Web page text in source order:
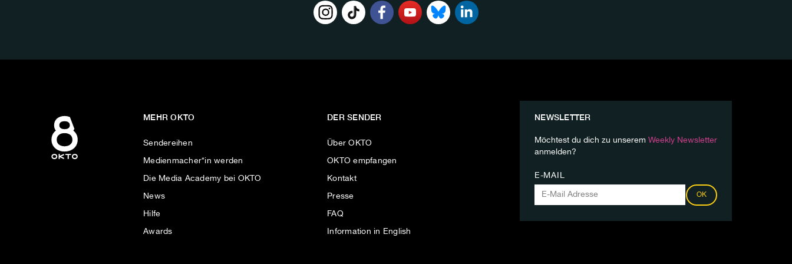
MEHR OKTO
Sendereihen
Medienmacher*in werden
Die Media Academy bei OKTO
News
Hilfe
Awards
DER SENDER
Über OKTO
OKTO empfangen
Kontakt
Presse
FAQ
Information in English
NEWSLETTER
Möchtest du dich zu unserem Weekly Newsletter
anmelden?
E-MAIL
OK